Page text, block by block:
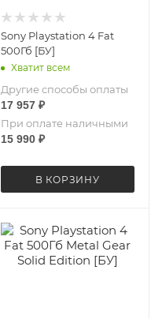
Sony Playstation 4 Fat
500Гб [БУ]
Хватит всем
Другие способы оплаты
17 957₽
При оплате наличными
15 990₽
В КОРЗИНУ